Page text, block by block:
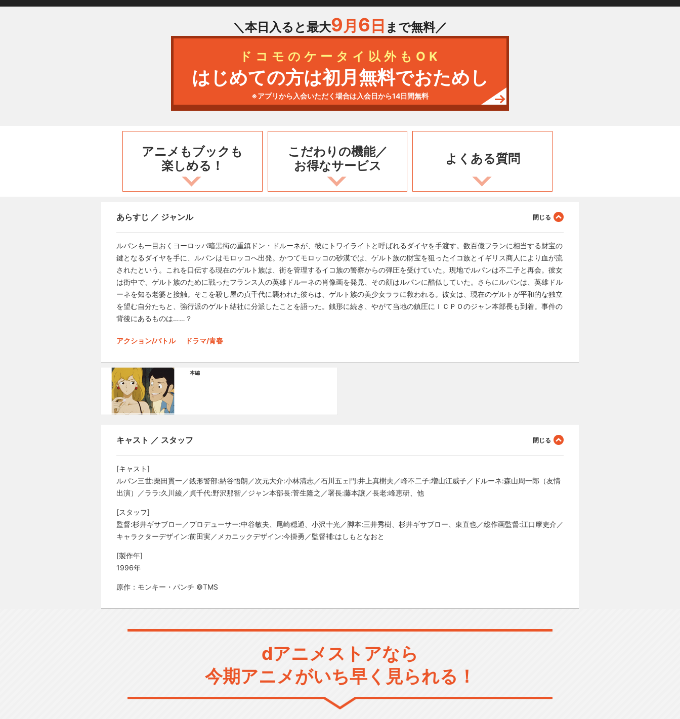
＼本日入ると最大9月 6 日 まで無料／
ドコモのケータイ以外もOK
はじめての方は初月無料でおためし
※アプリから入会いただく場合は入会日から14日間無料
アニメもブックも
楽しめる！
こだわりの機能／
お得なサービス
よくある質問
あらすじ ／ ジャンル
ルパンも一目おくヨーロッパ暗黒街の重鎮ドン・ドルーネが、彼にトワイライトと呼ばれるダイヤを手渡す。数百億フランに相当する財宝の
鍵となるダイヤを手に、ルパンはモロッコへ出発。かつてモロッコの砂漠では、ゲルト族の財宝を狙ったイコ族とイギリス商人により血が流
されたという。これを口伝する現在のゲルト族は、街を管理するイコ族の警察からの弾圧を受けていた。現地でルパンは不二子と再会。彼女
は街中で、ゲルト族のために戦ったフランス人の英雄ドルーネの肖像画を発見、その顔はルパンに酷似していた。さらにルパンは、英雄ドル
ーネを知る老婆と接触。そこを殺し屋の貞千代に襲われた彼らは、ゲルト族の美少女ララに救われる。彼女は、現在のゲルトが平和的な独立
を望む自分たちと、強行派のゲルト結社に分派したことを語った。銭形に続き、やがて当地の鎮圧にＩＣＰＯのジャン本部長も到着。事件の
背後にあるものは……？
アクション/バトル ドラマ/青春
本編
キャスト ／ スタッフ
[キャスト]
ルパン三世:栗田貫一／銭形警部:納谷悟朗／次元大介:小林清志／石川五ェ門:井上真樹夫／峰不二子:増山江威子／ドルーネ:森山周一郎（友情
出演）／ララ:久川綾／貞千代:野沢那智／ジャン本部長:菅生隆之／署長:藤本譲／長老:峰恵研、他
[スタッフ]
監督:杉井ギサブロー／プロデューサー:中谷敏夫、尾崎穏通、小沢十光／脚本:三井秀樹、杉井ギサブロー、東直也／総作画監督:江口摩吏介／
キャラクターデザイン:前田実／メカニックデザイン:今掛勇／監督補:はしもとなおと
[製作年]
1996年
原作：モンキー・パンチ ©TMS
dアニメストアなら
今期アニメがいち早く見られる！